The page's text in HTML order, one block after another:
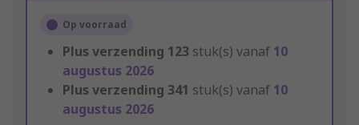
Op voorraad
Plus verzending 123 stuk(s) vanaf 10
augustus 2026
Plus verzending 341 stuk(s) vanaf 10
augustus 2026